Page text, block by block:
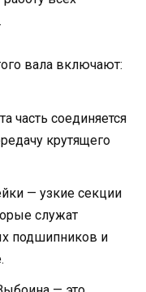
вала включают:
часть соединяется
крутящего
— узкие секции
служат
подшипников и